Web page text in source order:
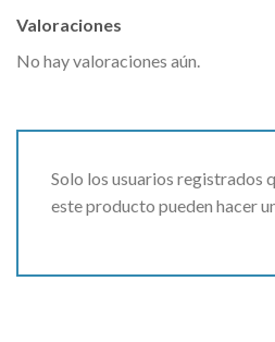
Valoraciones
No hay valoraciones aún.
Solo los usuarios registrados
este producto pueden hacer